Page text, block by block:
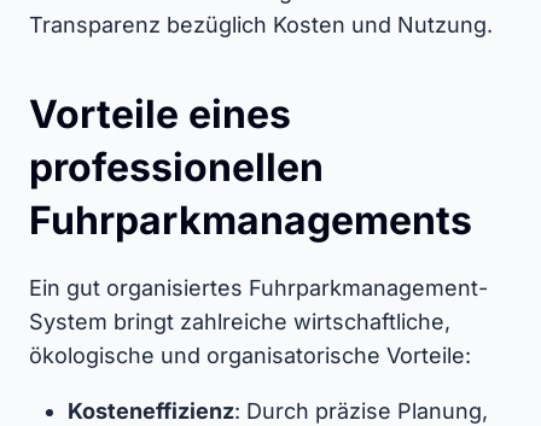
Transparenz bezüglich Kosten und Nutzung.
Vorteile eines
professionellen
Fuhrparkmanagements
Ein gut organisiertes Fuhrparkmanagement-
System bringt zahlreiche wirtschaftliche,
ökologische und organisatorische Vorteile:
Kosteneffizienz: Durch präzise Planung,